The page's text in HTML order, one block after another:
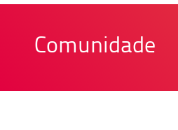
Comunidade